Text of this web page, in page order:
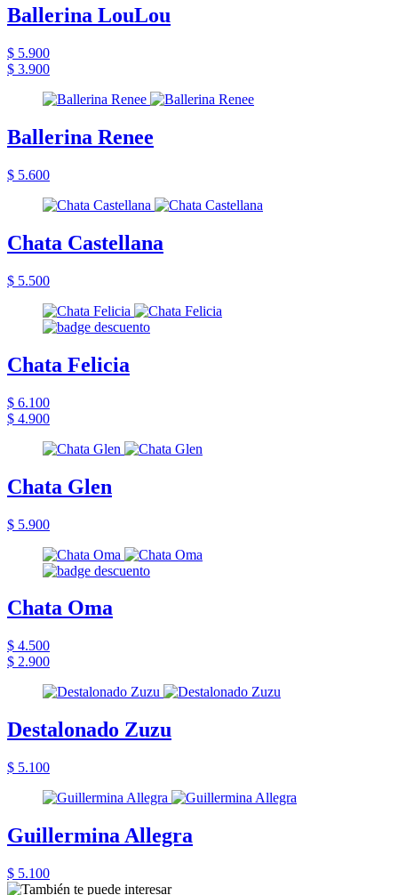
Ballerina LouLou
$ 5.900
$ 3.900
Ballerina Renee
$ 5.600
Chata Castellana
$ 5.500
Chata Felicia
$ 6.100
$ 4.900
Chata Glen
$ 5.900
Chata Oma
$ 4.500
$ 2.900
Destalonado Zuzu
$ 5.100
Guillermina Allegra
$ 5.100